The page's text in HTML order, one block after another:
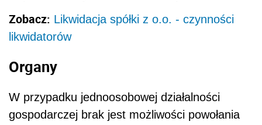
Zobacz: Likwidacja spółki z o.o. - czynności
likwidatorów
Organy
W przypadku jednoosobowej działalności
gospodarczej brak jest możliwości powołania